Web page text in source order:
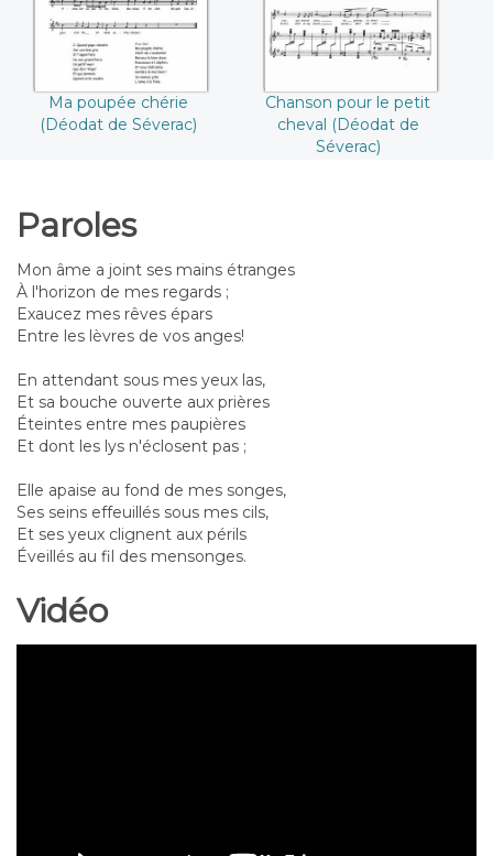
Ma poupée chérie
(Déodat de Séverac)
Séverac)
Chanson pour le petit
cheval (Déodat de
Séverac)
Paroles
Mon âme a joint ses mains étranges
À l'horizon de mes regards ;
Exaucez mes rêves épars
Entre les lèvres de vos anges!
En attendant sous mes yeux las,
Et sa bouche ouverte aux prières
Éteintes entre mes paupières
Et dont les lys n'éclosent pas ;
Elle apaise au fond de mes songes,
Ses seins effeuillés sous mes cils,
Et ses yeux clignent aux périls
Éveillés au fil des mensonges.
Vidéo